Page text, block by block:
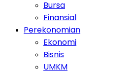
Bursa
Finansial
Perekonomian
Ekonomi
Bisnis
UMKM